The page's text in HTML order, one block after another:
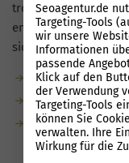
trotzdem auf
entstehen Inhalte,
sichtbar werden,
Garantierte
Bis zu 80 %
KI-ready:
Gliederung
Seoagentur.de
Targeting-Tools
wir unsere
Informationen
passende
Klick auf den
der Verwendung
Targeting-Tools
können Sie
verwalten. Ihre
Wirkung für die